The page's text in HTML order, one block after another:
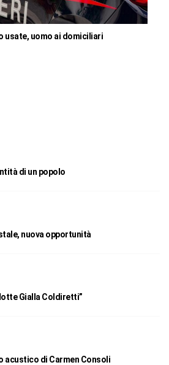
usate, uomo ai domiciliari
di un popolo
nuova opportunità
Gialla Coldiretti”
acustico di Carmen Consoli